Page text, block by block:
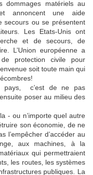
dommages matériels au
annoncent une aide
secours ou se présentent
Les Etats-Unis ont
et de secours, de
L’Union européenne a
protection civile pour
soit toute main qui
pays, c’est de ne pas
poser au milieu des
- ou n’importe quel autre
son économie, de ne
l’empêcher d’accéder au
aux machines, à la
qui permettraient
les routes, les systèmes
publiques. La